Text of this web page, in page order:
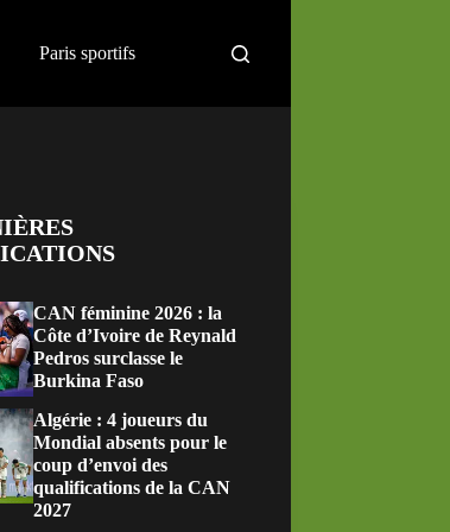
Paris sportifs
CAN féminine 2026 : la
Côte d’Ivoire de Reynald
Pedros surclasse le
Burkina Faso
Algérie : 4 joueurs du
Mondial absents pour le
coup d’envoi des
qualifications de la CAN
2027